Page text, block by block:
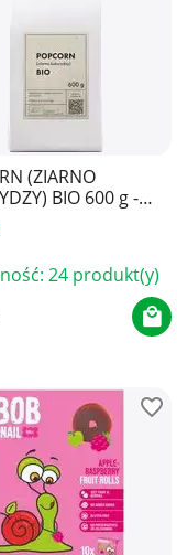
(ZIARNO
BIO 600 g -
24 produkt(y)